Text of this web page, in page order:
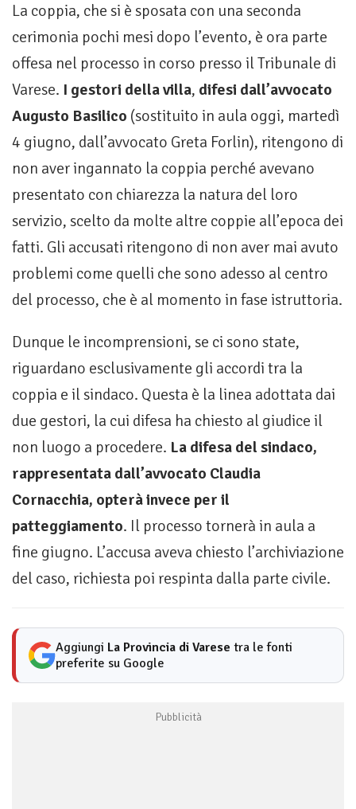
La coppia, che si è sposata con una seconda
cerimonia pochi mesi dopo l’evento, è ora parte
offesa nel processo in corso presso il Tribunale di
Varese. I gestori della villa, difesi dall’avvocato
Augusto Basilico (sostituito in aula oggi, martedì
4 giugno, dall’avvocato Greta Forlin), ritengono di
non aver ingannato la coppia perché avevano
presentato con chiarezza la natura del loro
servizio, scelto da molte altre coppie all’epoca dei
fatti. Gli accusati ritengono di non aver mai avuto
problemi come quelli che sono adesso al centro
del processo, che è al momento in fase istruttoria.
Dunque le incomprensioni, se ci sono state,
riguardano esclusivamente gli accordi tra la
coppia e il sindaco. Questa è la linea adottata dai
due gestori, la cui difesa ha chiesto al giudice il
non luogo a procedere. La difesa del sindaco,
rappresentata dall’avvocato Claudia
Cornacchia, opterà invece per il
patteggiamento. Il processo tornerà in aula a
fine giugno. L’accusa aveva chiesto l’archiviazione
del caso, richiesta poi respinta dalla parte civile.
Aggiungi La Provincia di Varese tra le fonti
preferite su Google